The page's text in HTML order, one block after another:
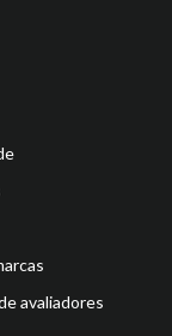
avaliadores